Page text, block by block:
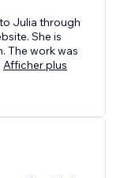
Julia through
She is
The work was
Afficher plus